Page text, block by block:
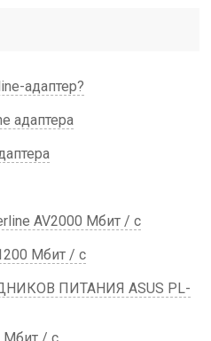
адаптер?
адаптера
AV2000 Мбит / с
Мбит / с
ПИТАНИЯ ASUS PL-